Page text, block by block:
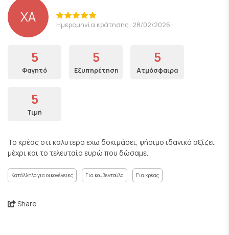
XA Ημερομηνία κράτησης: 28/02/2026
5
Φαγητό
5
Εξυπηρέτηση
5
Ατμόσφαιρα
5
Τιμή
Το κρέας οτι καλυτερο εχω δοκιμάσει, ψήσιμο ιδανικό αξίζει
μέχρι και το τελευταίο ευρώ που δώσαμε.
Κατάλληλο για οικογένειες Για κουβεντούλα Για κρέας
Share